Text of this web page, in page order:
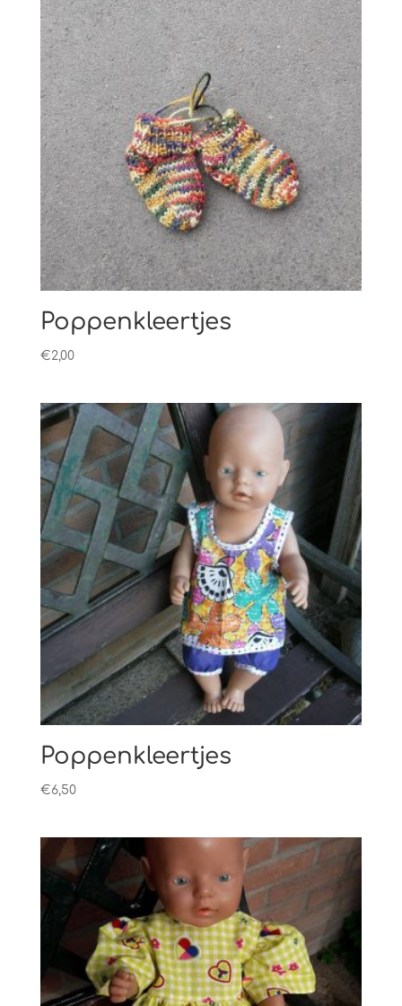
Poppenkleertjes
€2,00
Poppenkleertjes
€6,50